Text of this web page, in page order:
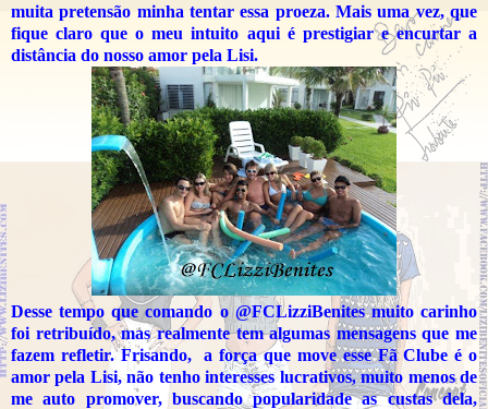
muita pretensão minha tentar essa proeza. Mais uma vez, que
fique claro que o meu intuito aqui é prestigiar e encurtar a
distância do nosso amor pela Lisi.
Desse tempo que comando o @FCLizziBenites muito carinho
foi retribuído, mas realmente tem algumas mensagens que me
fazem refletir. Frisando, a força que move esse Fã Clube é o
amor pela Lisi, não tenho interesses lucrativos, muito menos de
me auto promover, buscando popularidade as custas dela,